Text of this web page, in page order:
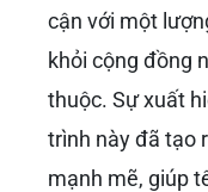
cận với một
khỏi cộng đồng
thuộc. Sự xuất
trình này đã tạo
mạnh mẽ, giúp